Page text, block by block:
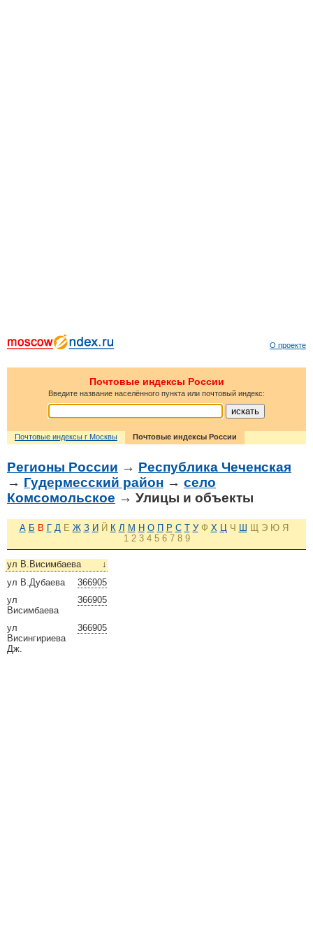
О проекте
Почтовые индексы России
Введите название населённого пункта или почтовый индекс:
Почтовые индексы г Москвы Почтовые индексы России
Регионы России → Республика Чеченская
→ Гудермесский район → село
Комсомольское → Улицы и объекты
А Б В Г Д Е Ж З И Й К Л М Н О П Р С Т У Ф Х Ц Ч Ш Щ Э Ю Я
1 2 3 4 5 6 7 8 9
↓
ул В.Висимбаева
366905
ул В.Дубаева
366905
ул
Висимбаева
366905
ул
Висингириева
Дж.